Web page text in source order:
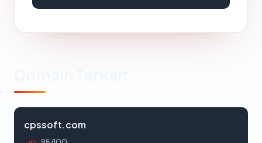
cpssoft.com